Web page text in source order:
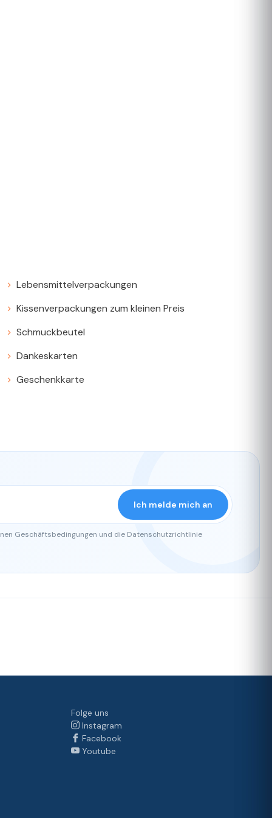
Lebensmittelverpackungen
Kissenverpackungen zum kleinen Preis
Schmuckbeutel
Dankeskarten
Geschenkkarte
Ich melde mich an
Geschäftsbedingungen und die Datenschutzrichtlinie
Folge uns
Instagram
Facebook
Youtube